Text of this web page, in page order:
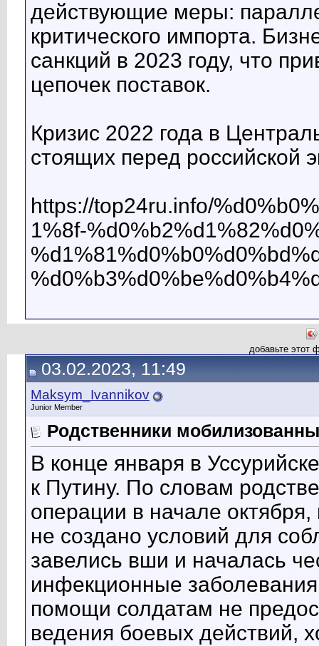
действующие меры:
критического импорта.
санкций в 2023 году, что
цепочек поставок.
Кризис 2022 года в
стоящих перед российской
https://top24ru.info/
1%8f-
добавьте этот
03.02.2023, 11:49
Maksym_Ivannikov
Junior Member
Родственники
В конце января в
к Путину. По словам
операции в начале
не создано условий для
завелись вши и началась
инфекционные
помощи солдатам не
ведения боевых действий,